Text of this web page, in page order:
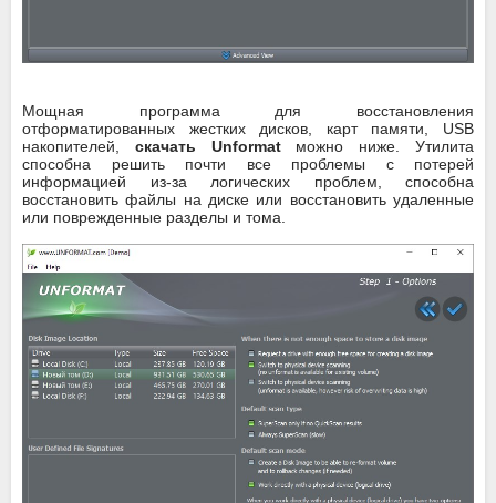
Мощная программа для восстановления
отформатированных жестких дисков, карт памяти, USB
накопителей, скачать Unformat можно ниже. Утилита
способна решить почти все проблемы с потерей
информацией из-за логических проблем, способна
восстановить файлы на диске или восстановить удаленные
или поврежденные разделы и тома.